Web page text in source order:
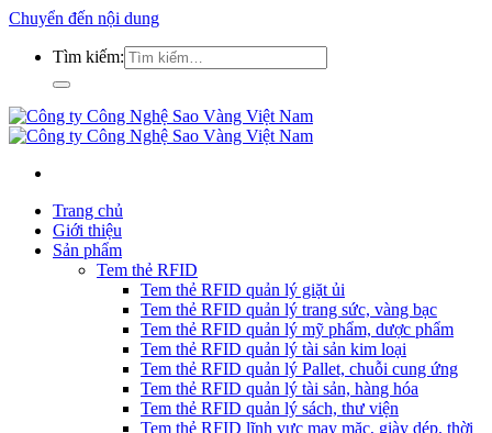
Chuyển đến nội dung
Tìm kiếm:
Trang chủ
Giới thiệu
Sản phẩm
Tem thẻ RFID
Tem thẻ RFID quản lý giặt ủi
Tem thẻ RFID quản lý trang sức, vàng bạc
Tem thẻ RFID quản lý mỹ phẩm, dược phẩm
Tem thẻ RFID quản lý tài sản kim loại
Tem thẻ RFID quản lý Pallet, chuỗi cung ứng
Tem thẻ RFID quản lý tài sản, hàng hóa
Tem thẻ RFID quản lý sách, thư viện
Tem thẻ RFID lĩnh vực may mặc, giày dép, thời